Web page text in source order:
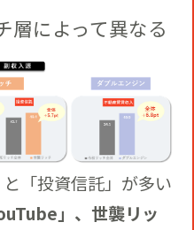
層によって異なる
「投資信託」が多い
」、世襲リッ